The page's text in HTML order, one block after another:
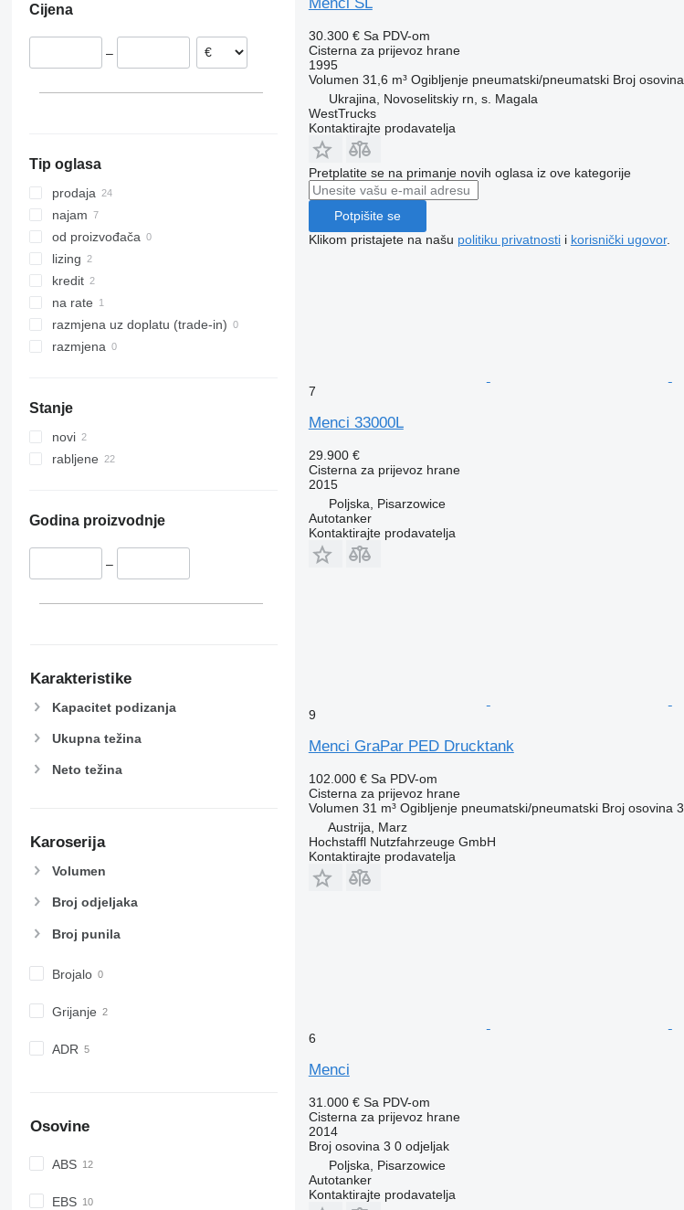
Cijena
–
Tip oglasa
prodaja
najam
od proizvođača
lizing
kredit
na rate
razmjena uz doplatu (trade-in)
razmjena
Stanje
novi
rabljene
Godina proizvodnje
–
Karakteristike
Kapacitet podizanja
Ukupna težina
Neto težina
Karoserija
Volumen
Broj odjeljaka
Broj punila
Brojalo
Grijanje
ADR
Osovine
ABS
EBS
30.300 € Sa PDV-om
Cisterna za prijevoz hrane
1995
Volumen 31,6 m³ Ogibljenje pneumatski/pneumatski Broj osovina
Ukrajina, Novoselitskiy rn, s. Magala
WestTrucks
Kontaktirajte prodavatelja
Pretplatite se na primanje novih oglasa iz ove kategorije
Potpišite se
Klikom pristajete na našu politiku privatnostii korisnički ugovor.
7
Menci 33000L
29.900 €
Cisterna za prijevoz hrane
2015
Poljska, Pisarzowice
Autotanker
Kontaktirajte prodavatelja
9
Menci GraPar PED Drucktank
102.000 € Sa PDV-om
Cisterna za prijevoz hrane
Volumen 31 m³ Ogibljenje pneumatski/pneumatski Broj osovina 3
Austrija, Marz
Hochstaffl Nutzfahrzeuge GmbH
Kontaktirajte prodavatelja
6
Menci
31.000 € Sa PDV-om
Cisterna za prijevoz hrane
2014
Broj osovina 3 0 odjeljak
Poljska, Pisarzowice
Autotanker
Kontaktirajte prodavatelja